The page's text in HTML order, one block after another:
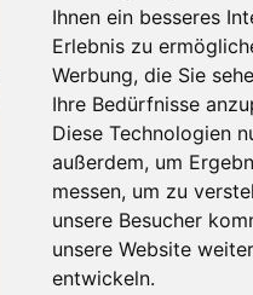
Ihnen ein besseres
Erlebnis zu
Werbung, die Sie
Ihre Bedürfnisse
Diese Technologien
außerdem, um
messen, um zu
unsere Besucher
unsere Website
entwickeln.
Wie alles begann
Preisliste
– für Besteller FAQ –
Werbung und
Blog
Impressum
Kontakt
SOZIALE NETZWERKE